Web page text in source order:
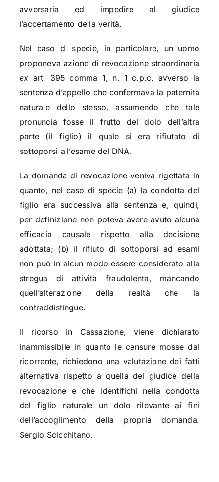
avversaria ed impedire al giudice
l’accertamento della verità.
Nel caso di specie, in particolare, un uomo
proponeva azione di revocazione straordinaria
ex art. 395 comma 1, n. 1 c.p.c. avverso la
sentenza d’appello che confermava la paternità
naturale dello stesso, assumendo che tale
pronuncia fosse il frutto del dolo dell’altra
parte (il figlio) il quale si era rifiutato di
sottoporsi all’esame del DNA.
La domanda di revocazione veniva rigettata in
quanto, nel caso di specie (a) la condotta del
figlio era successiva alla sentenza e, quindi,
per definizione non poteva avere avuto alcuna
efficacia causale rispetto alla decisione
adottata; (b) il rifiuto di sottoporsi ad esami
non può in alcun modo essere considerato alla
stregua di attività fraudolenta, mancando
quell’alterazione della realtà che la
contraddistingue.
Il ricorso in Cassazione, viene dichiarato
inammissibile in quanto le censure mosse dal
ricorrente, richiedono una valutazione dei fatti
alternativa rispetto a quella del giudice della
revocazione e che identifichi nella condotta
del figlio naturale un dolo rilevante ai fini
dell’accoglimento della propria domanda.
Sergio Scicchitano.